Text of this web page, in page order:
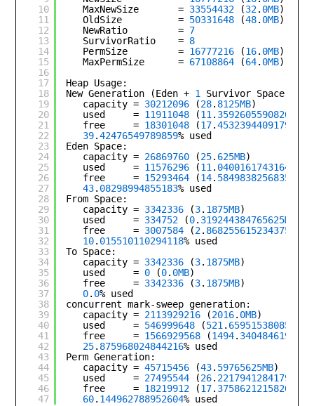
10
11
12
13
14
15
16
17
18
19
20
21
22
23
24
25
26
27
28
29
30
31
32
33
34
35
36
37
38
39
40
41
42
43
44
45
46
47
MaxNewSize       = 33554432 (32. 0MB)
OldSize          = 50331648 (48. 0MB)
NewRatio         = 7
SurvivorRatio    = 8
PermSize         = 16777216 (16. 0MB)
MaxPermSize      = 67108864 (64. 0MB)
Heap Usage:
New Generation (Eden + 1
Survivor Space):
capacity = 30212096 (28. 8125MB)
used     = 11911048 (11 . 359260559082031MB
free     = 18301048 (17.45323944091797MB
39.42476549789859% used
Eden Space:
capacity = 26869760 (25. 625MB)
used     = 11576296 (11 . 040016174316406MB
free     = 15293464 (14. 584983825683594MB
43. 08298994855183% used
From Space:
capacity = 3342336 (3. 1875MB)
used     = 334752 (0. 319244384765625MB
free     = 3007584 (2. 868255615234375MB
10. 015510110294118% used
To Space:
capacity = 3342336 (3. 1875MB)
used     = 0 (0. 0MB)
free     = 3342336 (3. 1875MB)
0. 0% used
concurrent mark-sweep generation:
capacity = 2113929216 (2016. 0MB)
used     = 546999648 (521 . 6595153808594MB
free     = 1566929568 (1494.
25. 875968024844216% used
Perm Generation:
capacity = 45715456 (43. 59765625MB)
used     = 27495544 (26. 22179412841797MB
free     = 18219912 (17. 37586212158203MB
60. 144962788952604% used